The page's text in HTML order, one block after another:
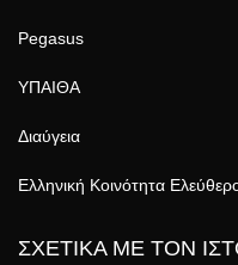
Pegasus
ΥΠΑΙΘΑ
Διαύγεια
Ελληνική Κοινότητα
ΣΧΕΤΙΚΑ ΜΕ ΤΟΝ